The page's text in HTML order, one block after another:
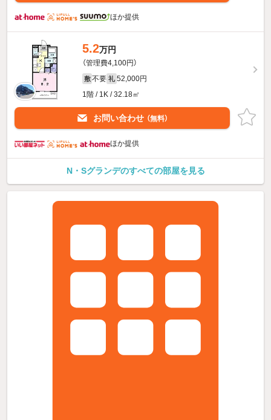
ほか提供
5.2万円
（管理費4,100円）
敷 不要 礼 52,000円
1階 / 1K / 32.18㎡
お問い合わせ （無料）
ほか提供
N・Sグランデのすべての部屋を見る